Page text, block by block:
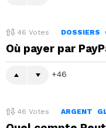
46 Votes DOSSIERS
Où payer par
46
46 Votes ARGENT